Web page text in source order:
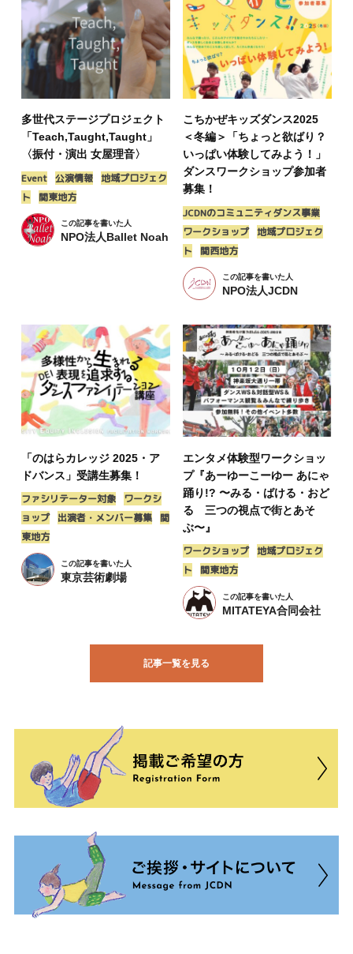
多世代ステージプロジェクト
「Teach,Taught,Taught」
〈振付・演出 女屋理音〉
Event 公演情報 地域プロジェク
ト
関東地方
この記事を書いた人
NPO法人Ballet Noah
こちかぜキッズダンス2025
＜冬編＞「ちょっと欲ばり？
いっぱい体験してみよう！」
ダンスワークショップ参加者
募集！
JCDNのコミュニティダンス事業
ワークショップ 地域プロジェク
ト
関西地方
この記事を書いた人
NPO法人JCDN
「のはらカレッジ 2025・ア
ドバンス」受講生募集！
ファシリテーター対象
ワークシ
ョップ
出演者・メンバー募集 関
東地方
この記事を書いた人
東京芸術劇場
エンタメ体験型ワークショッ
プ『あーゆーこーゆー あにゃ
踊り!? 〜みる・ばける・おど
る 三つの視点で街とあそ
ぶ〜』
ワークショップ 地域プロジェク
ト
関東地方
この記事を書いた人
MITATEYA合同会社
記事一覧を見る